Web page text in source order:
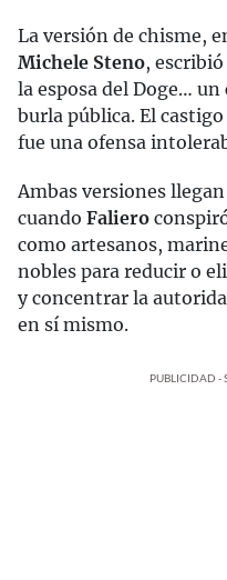
La versión de chisme,
Michele Steno,
la esposa del Doge…
burla pública. El
fue una ofensa
Ambas versiones
cuando Faliero
como artesanos,
nobles para reducir o
y concentrar la
en sí mismo.
PUBLICIDAD -